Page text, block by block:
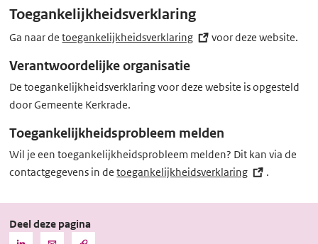
r
l
Toegankelijkheidsverklaring
Ga naar detoegankelijkheidsverklaring (externe
voor deze website.
Verantwoordelijke organisatie
De toegankelijkheidsverklaring voor deze website is opgesteld
door Gemeente Kerkrade.
Toegankelijkheidsprobleem melden
Wil je een toegankelijkheidsprobleem melden? Dit kan via de
contactgegevens in detoegankelijkheidsverklaring (externe
.
Deel deze pagina